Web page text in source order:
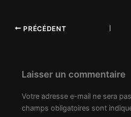
PRÉCÉDENT
Laisser un commentaire
Votre adresse e-mail ne sera
champs obligatoires sont